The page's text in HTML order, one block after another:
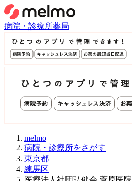
病院・診療所薬局
melmo
病院・診療所をさがす
東京都
練馬区